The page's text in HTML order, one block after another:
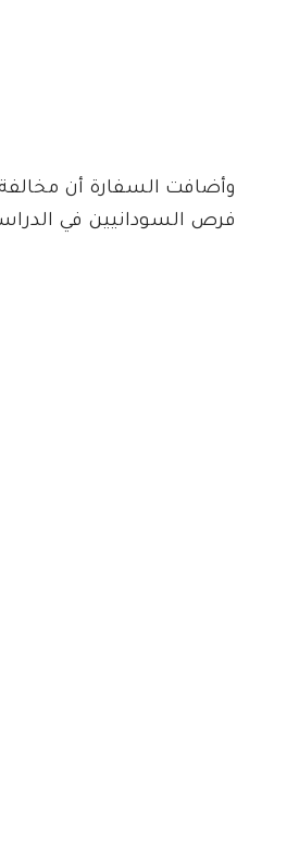
وأضافت السفارة أن
فرص السودانيين في